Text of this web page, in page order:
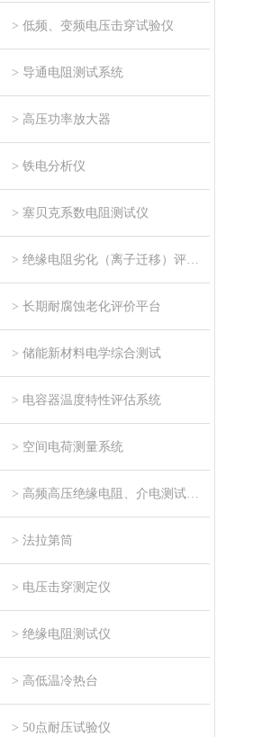
> 低频、变频电压击穿试验仪
> 导通电阻测试系统
> 高压功率放大器
> 铁电分析仪
> 塞贝克系数电阻测试仪
> 绝缘电阻劣化（离子迁移）评估系统
> 长期耐腐蚀老化评价平台
> 储能新材料电学综合测试
> 电容器温度特性评估系统
> 空间电荷测量系统
> 高频高压绝缘电阻、介电测试系统
> 法拉第筒
> 电压击穿测定仪
> 绝缘电阻测试仪
> 高低温冷热台
> 50点耐压试验仪